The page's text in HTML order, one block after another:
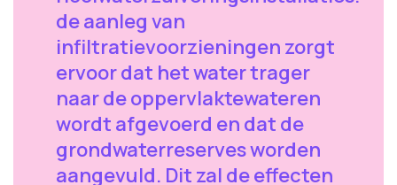
de aanleg van
infiltratievoorzieningen zorgt
ervoor dat het water trager
naar de oppervlaktewateren
wordt afgevoerd en dat de
grondwaterreserves worden
aangevuld. Dit zal de effecten